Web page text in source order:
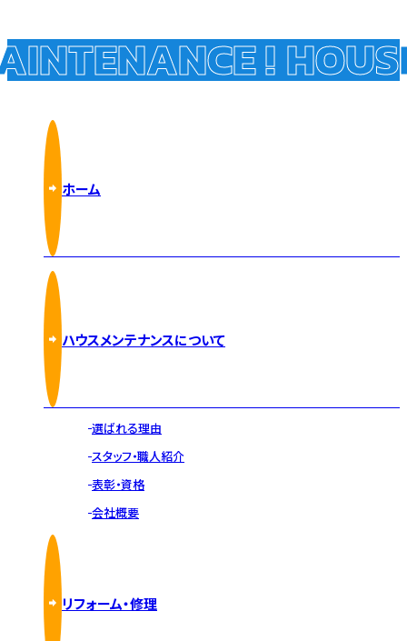
!
ホーム
ハウスメンテナンスについて
選ばれる理由
スタッフ・職人紹介
表彰・資格
会社概要
リフォーム・修理